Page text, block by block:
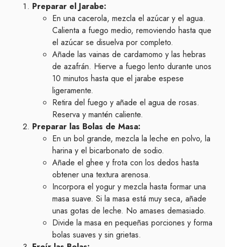
Preparar el Jarabe:
En una cacerola, mezcla el azúcar y el agua.
Calienta a fuego medio, removiendo hasta que
el azúcar se disuelva por completo.
Añade las vainas de cardamomo y las hebras
de azafrán. Hierve a fuego lento durante unos
10 minutos hasta que el jarabe espese
ligeramente.
Retira del fuego y añade el agua de rosas.
Reserva y mantén caliente.
Preparar las Bolas de Masa:
En un bol grande, mezcla la leche en polvo, la
harina y el bicarbonato de sodio.
Añade el ghee y frota con los dedos hasta
obtener una textura arenosa.
Incorpora el yogur y mezcla hasta formar una
masa suave. Si la masa está muy seca, añade
unas gotas de leche. No amases demasiado.
Divide la masa en pequeñas porciones y forma
bolas suaves y sin grietas.